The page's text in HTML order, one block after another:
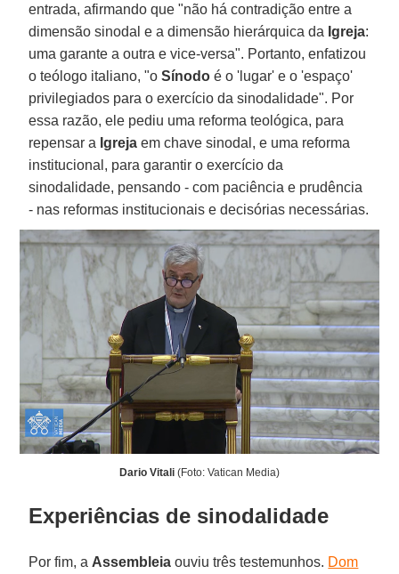
entrada, afirmando que "não há contradição entre a
dimensão sinodal e a dimensão hierárquica da Igreja:
uma garante a outra e vice-versa". Portanto, enfatizou
o teólogo italiano, "oSínodo é o 'lugar' e o 'espaço'
privilegiados para o exercício da sinodalidade". Por
essa razão, ele pediu uma reforma teológica, para
repensar a Igreja em chave sinodal, e uma reforma
institucional, para garantir o exercício da
sinodalidade, pensando - com paciência e prudência
- nas reformas institucionais e decisórias necessárias.
Dario Vitali (Foto: Vatican Media)
Experiências de sinodalidade
Por fim, a Assembleia ouviu três testemunhos. Dom